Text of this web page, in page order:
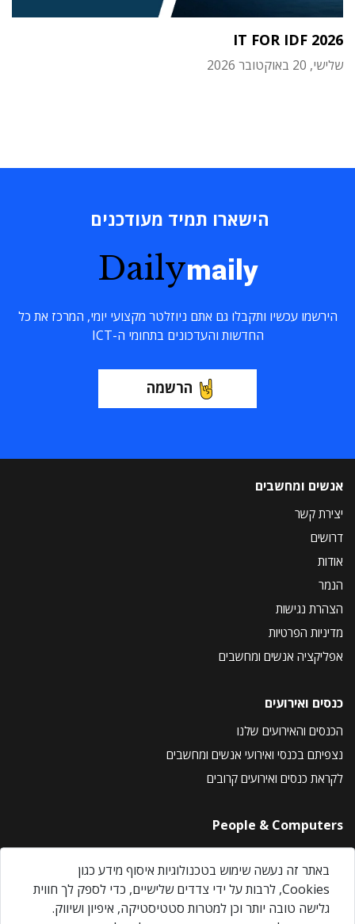
IT FOR IDF 2026
שלישי, 20 באוקטובר 2026
הישארו תמיד מעודכנים
Dailymaily
הירשמו עכשיו ותקבלו גם אתם ניוזלטר מקצועי יומי, המרכז את כל
החדשות והעדכונים בתחומי ה-ICT
הרשמה
אנשים ומחשבים
יצירת קשר
דרושים
אודות
הנמר
הצהרת נגישות
מדיניות הפרטיות
אפליקציה אנשים ומחשבים
כנסים ואירועים
הכנסים והאירועים שלנו
נצפיתם בכנסי ואירועי אנשים ומחשבים
לקראת כנסים ואירועים קרובים
People & Computers
About Us
Privacy Policy
Contact Us
באתר זה נעשה שימוש בטכנולוגיות איסוף מידע כגון
Cookies, לרבות על ידי צדדים שלישיים, כדי לספק לך חווית
גלישה טובה יותר וכן למטרות סטטיסטיקה, איפיון ושיווק.